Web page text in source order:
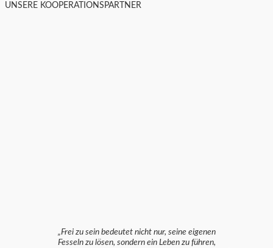
UNSERE KOOPERATIONSPARTNER
„Frei zu sein bedeutet nicht nur, seine eigenen
Fesseln zu lösen, sondern ein Leben zu führen,